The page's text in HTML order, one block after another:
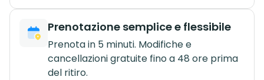
Prenotazione semplice e flessibile
Prenota in 5 minuti. Modifiche e
cancellazioni gratuite fino a 48 ore prima
del ritiro.